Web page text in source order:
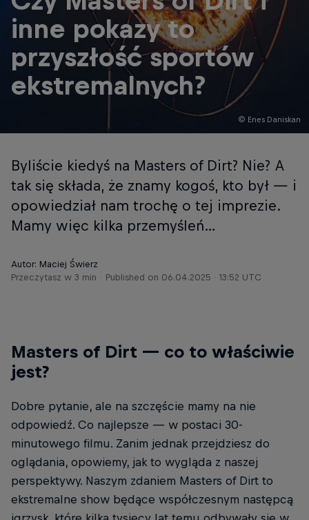
© Enes Daniskan
inne pokazy to
przyszłość sportów
ekstremalnych?
Byliście kiedyś na Masters of Dirt? Nie? A
tak się składa, że znamy kogoś, kto był — i
opowiedział nam trochę o tej imprezie.
Mamy więc kilka przemyśleń…
Autor: Maciej Świerz
Przeczytasz w 3 min
Published on 06.04.2025 · 13:52 UTC
Masters of Dirt — co to właściwie
jest?
Dobre pytanie, ale na szczęście mamy na nie
odpowiedź. Co najlepsze — w postaci 30-
minutowego filmu. Zanim jednak przejdziesz do
oglądania, opowiemy, jak to wygląda z naszej
perspektywy. Naszym zdaniem Masters of Dirt to
ekstremalne show będące współczesnym następcą